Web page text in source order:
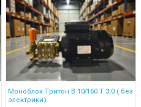
Моноблок Тритон B 10/160 T 3.0 ( без
электрики)